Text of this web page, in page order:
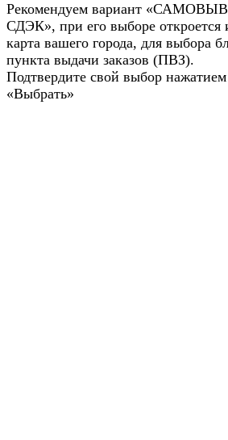
Рекомендуем вариант
СДЭК», при его выборе откроется
карта вашего города, для выбора
пункта выдачи заказов (ПВЗ).
Подтвердите свой выбор
«Выбрать»